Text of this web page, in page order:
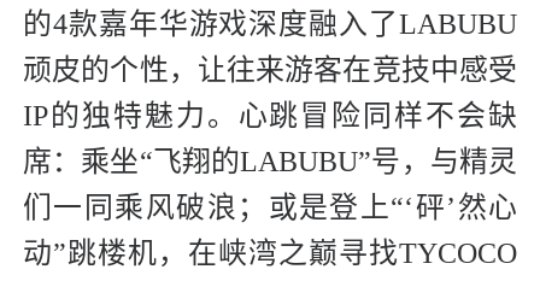
的4款嘉年华游戏深度融入了LABUBU
顽皮的个性，让往来游客在竞技中感受
IP的独特魅力。心跳冒险同样不会缺
席：乘坐“飞翔的LABUBU”号，与精灵
们一同乘风破浪；或是登上“‘砰’然心
动”跳楼机，在峡湾之巅寻找TYCOCO